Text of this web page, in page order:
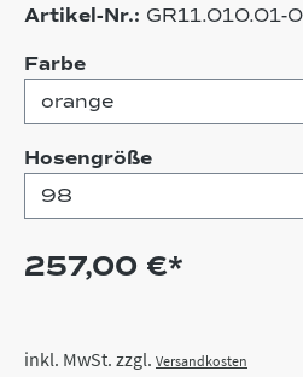
Artikel-Nr.:
Farbeauswählen
Hosengrößeauswählen
257,00 €*
inkl. MwSt. zzgl. Versandkosten